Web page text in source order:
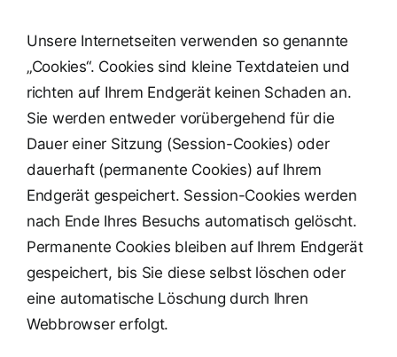
Unsere Internetseiten verwenden so genannte
„Cookies“. Cookies sind kleine Textdateien und
richten auf Ihrem Endgerät keinen Schaden an.
Sie werden entweder vorübergehend für die
Dauer einer Sitzung (Session-Cookies) oder
dauerhaft (permanente Cookies) auf Ihrem
Endgerät gespeichert. Session-Cookies werden
nach Ende Ihres Besuchs automatisch gelöscht.
Permanente Cookies bleiben auf Ihrem Endgerät
gespeichert, bis Sie diese selbst löschen oder
eine automatische Löschung durch Ihren
Webbrowser erfolgt.